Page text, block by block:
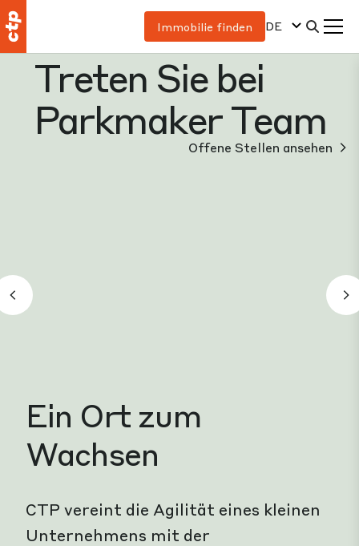
Immobilie finden DE
Treten Sie bei
Parkmaker Team
Offene Stellen ansehen
Ein Ort zum
Wachsen
CTP vereint die Agilität eines kleinen
Unternehmens mit der